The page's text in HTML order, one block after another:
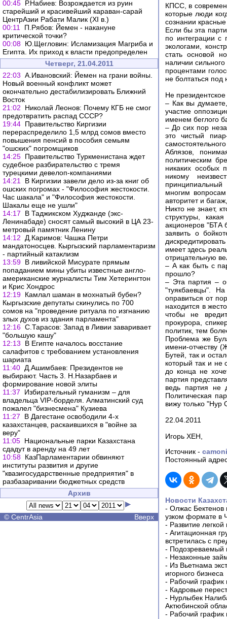
00:45 Р.Набиев: Возрождается из руин
старейший и красивейший караван-сарай
ЦентрАзии Рабати Малик (XI в.)
00:11
П.Рябов: Йемен - накануне
критической точки?
00:08 Ю.Щегловин: Исламизация Магриба и
Египта. Их приход к власти предопределен
Четверг, 21.04.2011
22:03 А.Ивановский: Йемен на грани войны.
Новый военный конфликт может
окончательно дестабилизировать Ближний
Восток
21:02
Николай Леонов: Почему КГБ не смог
предотвратить распад СССР?
19:44 Правительство Киргизии
перераспределило 1,5 млрд сомов вместо
повышения пенсий в пособия семьям
"ошских" погромщиков
14:25 Правительство Туркменистана ждет
судебное разбирательство с тремя
турецкими девелоп-компаниями
14:21
В Киргизии завели дело из-за книг об
ошских погромах - "Философия жестокости.
Час шакала" и "Философия жестокости.
Шакалы еще не ушли"
14:17
В Таджикском Худжанде (экс-
Ленинабаде) сносят самый высокий в ЦА 23-
метровый памятник Ленину
14:12
Д.Каримов: Чашка Петри
мандатоносцев. Кыргызский парламентаризм
- партийный катаклизм
13:59 В ливийской Мисурате прямым
попаданием мины убиты известные англо-
американские журналисты Тим Хетерингтон
и Крис Хондрос
12:19 Камлал шаман в мохнатый бубен?
Кыргызские депутаты скинулись по 700
сомов на "проведение ритуала по изгнанию
злых духов из здания парламента"
12:16 С.Тарасов: Запад в Ливии заваривает
"большую кашу"
12:13
В Египте началось восстание
салафитов с требованием установления
шариата
11:40 Д.Ашимбаев: Президентов не
выбирают. Часть 3. Н.Назарбаев и
формирование новой элиты
11:37
Избирательный гуманизм – для
владельца VIP-борделя. Алматинский суд
пожалел "бизнесмена" Кузиева
11:27
В Дагестане освободили 4-х
казахстанцев, раскаившихся в "войне за
веру"
11:05 Национальные парки Казахстана
сдадут в аренду на 49 лет
10:58 КазПарламентарии обвиняют
институты развития и другие
"квазигосударственные предприятия" в
разбазаривании бюджетных средств
Архив
© CentrAsia Вверх
КПСС, в
которые люди
сознании
Если бы эта
по интеграции
экологами,
стать основой
наличии
процентами
не болтаться под
Не
– Как вы
участие
именем беглого
– До сих пор
это чистый
Аблязов,
политическим
никаких особых
никому
многим вопросам
авторитет и
Никто не знает,
структуры,
акционеров "БТА
заявить о
имеет здесь
отрицательную
– А как быть с
прошло?
– Эта партия –
"туякбаевцы".
оправиться от
находится в
чтобы не
прокурора,
политик, тем
Проблема же
имени-отчеству
Бутей, так и
который так и не
до конца не
партия
ведь партия
Политическая
вижу только
22.04.2011
Игорь ХЕН,
Источник -
Постоянный
Новости
- Олжас Бектенов
узком формате в
- Развитие
- Агитационная
встретилась с
- Подозреваемый
- Незаконные
- Из Вьетнама
игорного бизнеса
- Рабочий график
- Кадровые
- Нурлыбек
Актюбинской
- Рабочий график